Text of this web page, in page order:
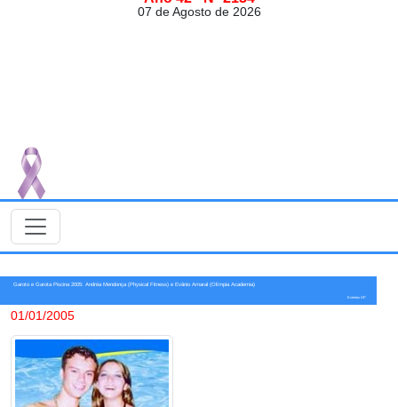
07 de Agosto de 2026
Garoto e Garota Piscina 2005: Andréa Mendonça (Physical Fitness) e Evânio Amaral (Olímpia Academia)
Eventos GP
01/01/2005